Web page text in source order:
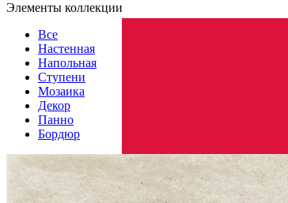
Элементы коллекции
Все
Настенная
Напольная
Ступени
Мозаика
Декор
Панно
Бордюр